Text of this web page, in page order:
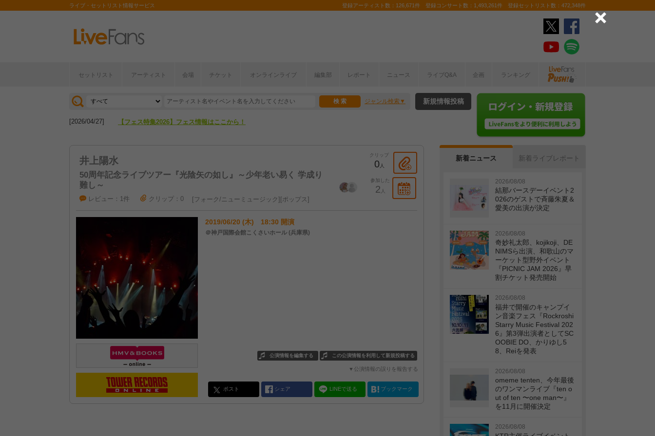
ライブ・セットリスト情報サービス 登録アーティスト数：126,671件 登録コンサート数：1,493,261件 登録セットリスト数：472,348件
セットリスト アーティスト 会場 チケット オンラインライブ 編集部 レポート ニュース ライブQ&A 企画 ランキング
ジャンル検索
[2026/07/28] 【ライブ動員ランキング】2026年上半期編発表！
[2026/04/27] 【フェス特集2026】フェス情報はここから！
新規情報投稿
井上陽水
50周年記念ライブツアー『光陰矢の如し』～少年老い易く 学成り
難し～
クリップ
0人
参加した
2 人
レビュー：1件 クリップ：0 フォーク/ニューミュージック ポップス
2019/06/20 (木) 18:30 開演
＠神戸国際会館こくさいホール (兵庫県)
この公演情報を利用して新規投稿する
公演情報を編集する
▼公演情報の誤りを報告する
ポスト シェア LINEで送る ブックマーク
新着ニュース 新着ライブレポート
2026/08/08
結那バースデーイベント2
026のゲストで斉藤朱夏＆
愛美の出演が決定
2026/08/08
奇妙礼太郎、kojikoji、DE
NIMSら出演、和歌山のマ
ーケット型野外イベント
『PICNIC JAM 2026』早
割チケット発売開始
2026/08/08
福井で開催のキャンプイ
ン音楽フェス『Rockroshi
Starry Music Festival 202
6』第3弾出演者としてSC
OOBIE DO、かりゆし5
8、Reiを発表
2026/08/08
omeme tenten、今年最後
のワンマンライブ『ten o
ut of ten 〜one man〜』
を11月に開催決定
2026/08/08